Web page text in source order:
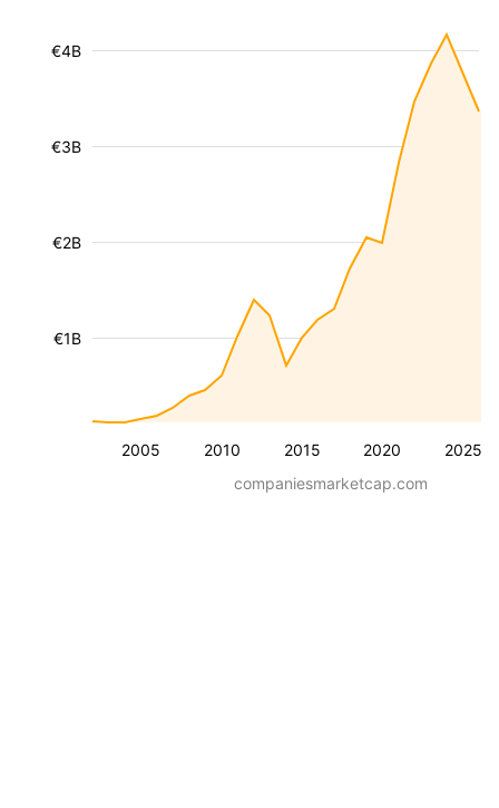
2005 2010 2015 2020 2025
€1B
€2B
€3B
€4B
companiesmarketcap.com